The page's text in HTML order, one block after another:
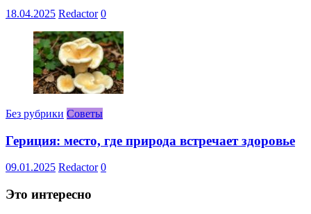
18.04.2025 Redactor 0
Без рубрики Советы
Гериция: место, где природа встречает здоровье
09.01.2025 Redactor 0
Это интересно